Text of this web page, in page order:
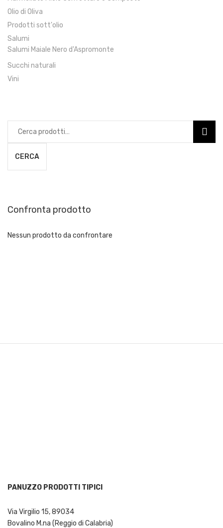
Olio di Oliva
Prodotti sott'olio
Salumi
Salumi Maiale Nero d'Aspromonte
Succhi naturali
Vini
CERCA
Confronta prodotto
Nessun prodotto da confrontare
PANUZZO PRODOTTI TIPICI
Via Virgilio 15, 89034
Bovalino M.na (Reggio di Calabria)